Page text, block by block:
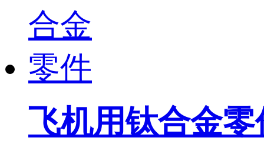
飞机用钛合金零